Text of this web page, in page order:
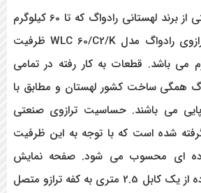
یکی از ترازو های صنعتی از برند لهستانی رادواگ که تا 60 کیلوگرم
رادواگ مدل WLC 60/C2/K ظرفیت
می باشد. قطعات به کار رفته در تمامی
همگی ساخت کشور لهستان و مطابق با
می باشند. حساسیت ترازوی صنعتی
نظر گرفته شده است که با توجه به این ظرفیت
ای محسوب می شود. صفحه نمایش
ترازوی رادواگ با استفاده از یک کابل 2.5 متری به کفه ترازو متصل